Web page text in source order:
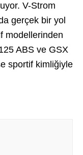
V-Strom
gerçek bir yol
modellerinden
ABS ve GSX
sportif kimliğiyle